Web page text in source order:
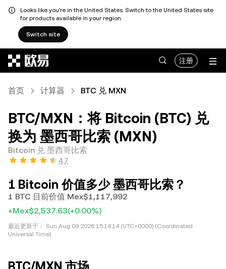
Looks like you're in the United States. Switch to the United States site
for products available in your region.
Switch site
注册
首页 计算器 BTC 兑 MXN
BTC/MXN：将 Bitcoin (BTC) 兑
换为 墨西哥比索 (MXN)
Bitcoin 兑 墨西哥比索
4.7
1 Bitcoin 价值多少 墨西哥比索？
1 BTC 目前价值 Mex$1,117,992
+Mex$2,537.63(+0.00%)
最近更新于：
Sun Aug 09 2026 15:14:14 (UTC+0000) (Coordinated
Universal Time)